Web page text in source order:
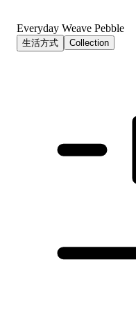
Everyday Weave Pebble
生活方式 Collection